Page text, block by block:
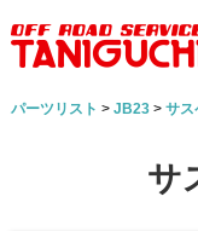
パーツリスト > JB23 > サス
サ